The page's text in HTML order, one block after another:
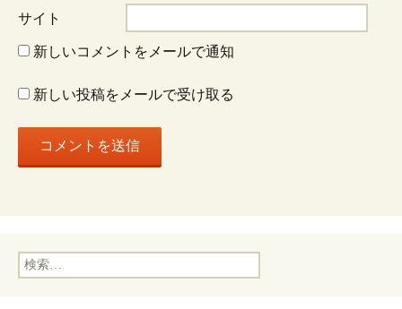
ン
サイト
新しいコメントをメールで通知
新しい投稿をメールで受け取る
検
索: